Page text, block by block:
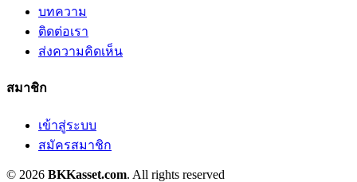
บทความ
ติดต่อเรา
ส่งความคิดเห็น
สมาชิก
เข้าสู่ระบบ
สมัครสมาชิก
© 2026 BKKasset.com. All rights reserved